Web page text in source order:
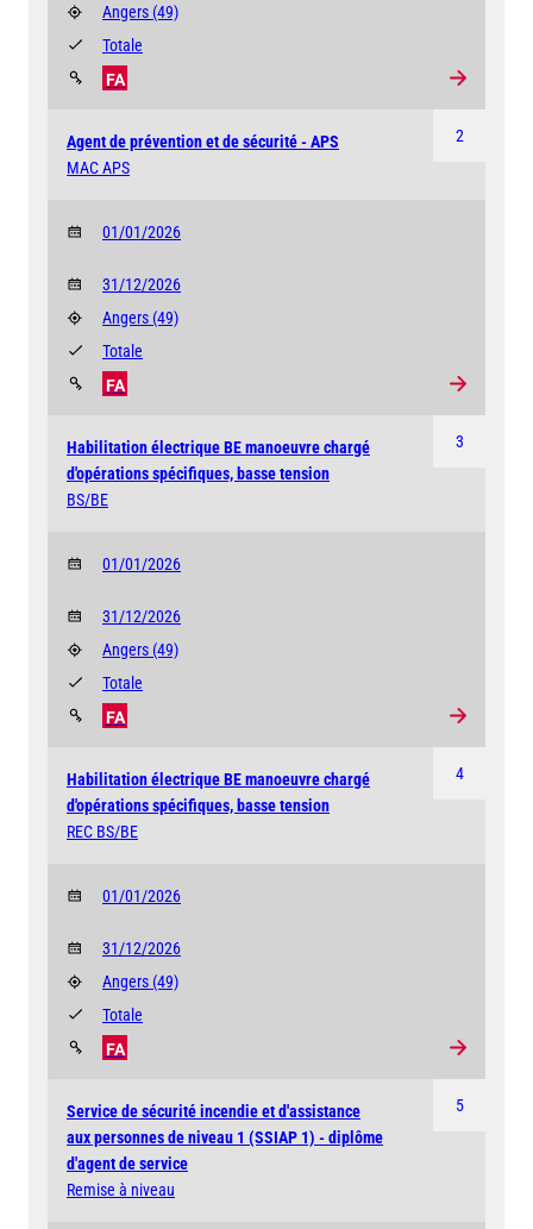
Angers (49)
FA
Totale
2
Agent de prévention et de sécurité - APS
MAC APS
01/01/2026
31/12/2026
Angers (49)
FA
Totale
3
Habilitation électrique BE manoeuvre chargé
d'opérations spécifiques, basse tension
BS/BE
01/01/2026
31/12/2026
Angers (49)
FA
Totale
4
Habilitation électrique BE manoeuvre chargé
d'opérations spécifiques, basse tension
REC BS/BE
01/01/2026
31/12/2026
Angers (49)
FA
Totale
5
Service de sécurité incendie et d'assistance
aux personnes de niveau 1 (SSIAP 1) - diplôme
d'agent de service
Remise à niveau